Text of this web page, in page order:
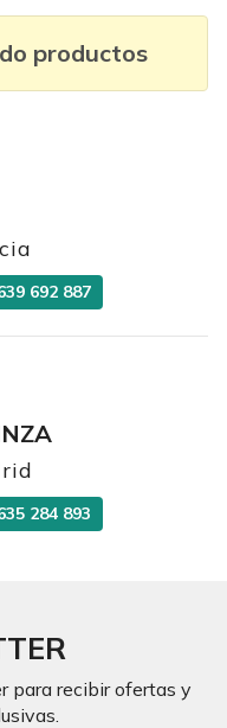
productos
692 887
284 893
para recibir ofertas y